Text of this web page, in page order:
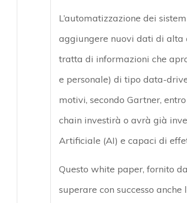
L’automatizzazione dei
aggiungere nuovi dati di alta
tratta di informazioni che
e personale) di tipo data-
motivi, secondo Gartner,
chain investirà o avrà già
Artificiale (AI) e capaci di
Questo white paper, fornito
superare con successo